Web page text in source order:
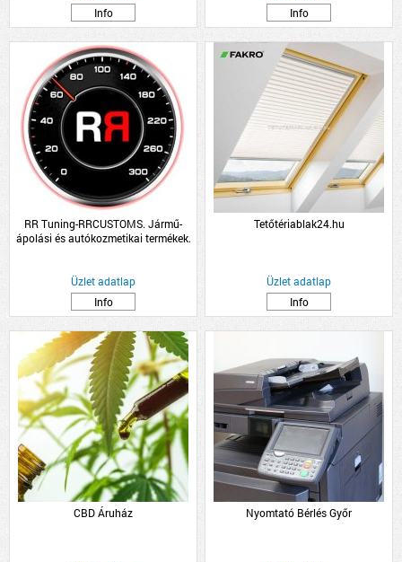
Info
Info
RR Tuning-RRCUSTOMS. Jármű-
ápolási és autókozmetikai termékek.
Üzlet adatlap
Info
Tetőtériablak24.hu
Üzlet adatlap
Info
CBD Áruház Nyomtató Bérlés Győr